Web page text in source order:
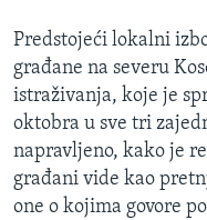
Predstojeći lokalni
građane na severu
istraživanja, koje je
oktobra u sve tri
napravljeno, kako je
građani vide kao
one o kojima govore